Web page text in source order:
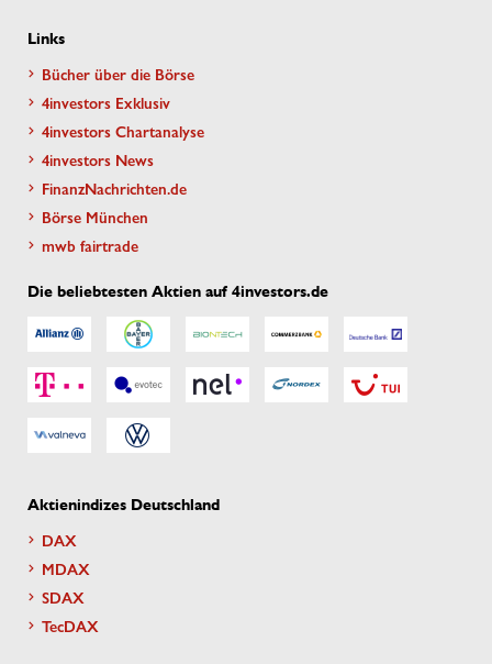
Links
Bücher über die Börse
4investors Exklusiv
4investors Chartanalyse
4investors News
FinanzNachrichten.de
Börse München
mwb fairtrade
Die beliebtesten Aktien auf 4investors.de
Aktienindizes Deutschland
DAX
MDAX
SDAX
TecDAX